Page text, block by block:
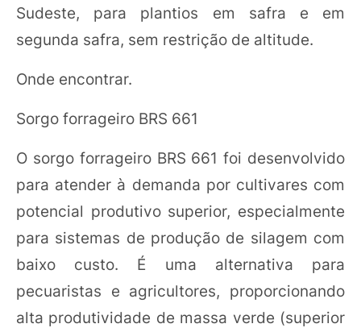
Sudeste, para plantios em safra e em
segunda safra, sem restrição de altitude.
Onde encontrar.
Sorgo forrageiro BRS 661
O sorgo forrageiro BRS 661 foi desenvolvido
para atender à demanda por cultivares com
potencial produtivo superior, especialmente
para sistemas de produção de silagem com
baixo custo. É uma alternativa para
pecuaristas e agricultores, proporcionando
alta produtividade de massa verde (superior